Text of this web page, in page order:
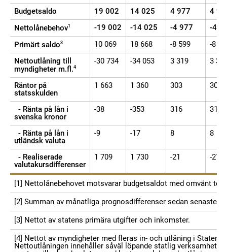
[1] Nettolånebehovet motsvarar budgetsaldot med omvänt
[2] Summan av månatliga prognosdifferenser sedan senaste
[3] Nettot av statens primära utgifter och inkomster.
[4] Nettot av myndigheter med fleras in- och utlåning i Statens
Nettoutlåningen innehåller såväl löpande statlig verksamhet
Budgetsaldo 19 002 14 025 4 977
4
Nettolånebehov1 -19 002 -14 025 -4 977
-4
Primärt saldo3 10 069 18 668 -8 599
-8
Nettoutlåning till
myndigheter m.fl.4
-30 734 -34 053 3 319 3
Räntor på
statsskulden
1 663 1 360 303 303
- Ränta på lån i
svenska kronor
-38 -353 316 316
- Ränta på lån i
utländsk valuta
-9 -17 8 8
- Realiserade
valutakursdifferenser
1 709 1 730 -21 -21